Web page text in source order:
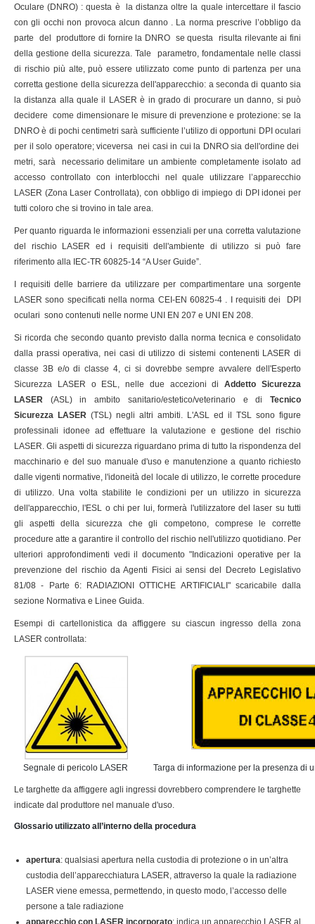
Oculare (DNRO) : questa è la distanza oltre la quale intercettare il fascio
con gli occhi non provoca alcun danno . La norma prescrive l’obbligo da
parte del produttore di fornire la DNRO se questa risulta rilevante ai fini
della gestione della sicurezza. Tale parametro, fondamentale nelle classi
di rischio più alte, può essere utilizzato come punto di partenza per una
corretta gestione della sicurezza dell'apparecchio: a seconda di quanto sia
la distanza alla quale il LASER è in grado di procurare un danno, si può
decidere come dimensionare le misure di prevenzione e protezione: se la
DNRO è di pochi centimetri sarà sufficiente l’utilizo di opportuni DPI oculari
per il solo operatore; viceversa nei casi in cui la DNRO sia dell'ordine dei
metri, sarà necessario delimitare un ambiente completamente isolato ad
accesso controllato con interblocchi nel quale utilizzare l’apparecchio
LASER (Zona Laser Controllata), con obbligo di impiego di DPI idonei per
tutti coloro che si trovino in tale area.
Per quanto riguarda le informazioni essenziali per una corretta valutazione
del rischio LASER ed i requisiti dell'ambiente di utilizzo si può fare
riferimento alla IEC-TR 60825-14 “A User Guide”.
I requisiti delle barriere da utilizzare per compartimentare una sorgente
LASER sono specificati nella norma CEI-EN 60825-4 . I requisiti dei DPI
oculari sono contenuti nelle norme UNI EN 207 e UNI EN 208.
Si ricorda che secondo quanto previsto dalla norma tecnica e consolidato
dalla prassi operativa, nei casi di utilizzo di sistemi contenenti LASER di
classe 3B e/o di classe 4, ci si dovrebbe sempre avvalere dell'Esperto
Sicurezza LASER o ESL, nelle due accezioni diAddetto Sicurezza
LASER (ASL) in ambito sanitario/estetico/veterinario e di Tecnico
Sicurezza LASER (TSL) negli altri ambiti. L'ASL ed il TSL sono figure
professinali idonee ad effettuare la valutazione e gestione del rischio
LASER. Gli aspetti di sicurezza riguardano prima di tutto la rispondenza del
macchinario e del suo manuale d'uso e manutenzione a quanto richiesto
dalle vigenti normative, l'idoneità del locale di utilizzo, le corrette procedure
di utilizzo. Una volta stabilite le condizioni per un utilizzo in sicurezza
dell'apparecchio, l'ESL o chi per lui, formerà l'utilizzatore del laser su tutti
gli aspetti della sicurezza che gli competono, comprese le corrette
procedure atte a garantire il controllo del rischio nell'utilizzo quotidiano. Per
ulteriori approfondimenti vedi il documento "Indicazioni operative per la
prevenzione del rischio da Agenti Fisici ai sensi del Decreto Legislativo
81/08 - Parte 6: RADIAZIONI OTTICHE ARTIFICIALI" scaricabile dalla
sezione Normativa e Linee Guida.
Esempi di cartellonistica da affiggere su ciascun ingresso della zona
LASER controllata:
Segnale di pericolo LASER Targa di informazione per la presenza di
Le targhette da affiggere agli ingressi dovrebbero comprendere le targhette
indicate dal produttore nel manuale d'uso.
Glossario utilizzato all’interno della procedura
apertura: qualsiasi apertura nella custodia di protezione o in un’altra
custodia dell’apparecchiatura LASER, attraverso la quale la radiazione
LASER viene emessa, permettendo, in questo modo, l’accesso delle
persone a tale radiazione
apparecchio con LASER incorporato: indica un apparecchio LASER al